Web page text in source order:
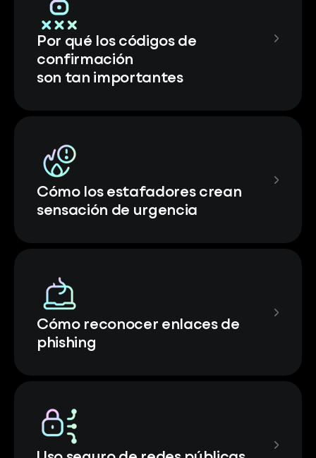
Por qué los códigos de
confirmación
son tan importantes
Cómo los estafadores crean
sensación de urgencia
Cómo reconocer enlaces de
phishing